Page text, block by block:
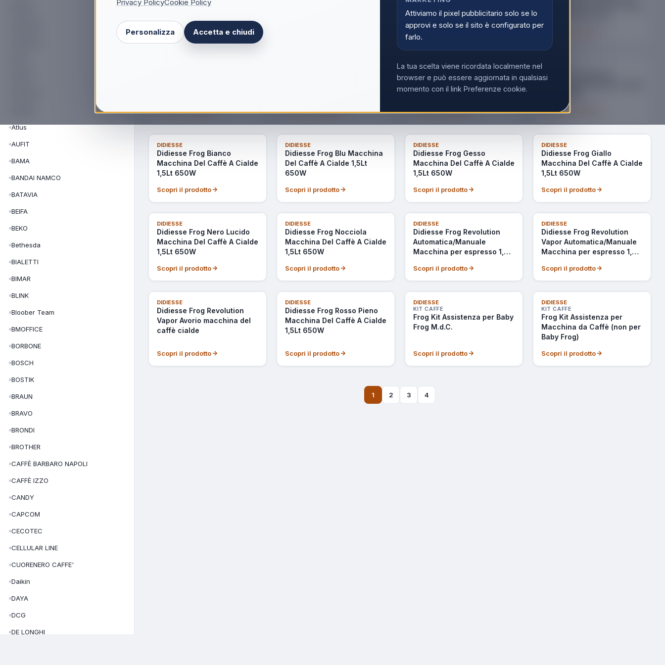
Privacy PolicyCookie Policy
Personalizza Accetta e chiudi
Attiviamo il pixel pubblicitario solo se lo
approvi e solo se il sito è configurato per
farlo.
La tua scelta viene ricordata localmente nel
browser e può essere aggiornata in qualsiasi
momento con il link Preferenze cookie.
Atlus
AUFIT
BAMA
BANDAI NAMCO
BATAVIA
BEIFA
BEKO
Bethesda
BIALETTI
BIMAR
BLINK
Bloober Team
BMOFFICE
BORBONE
BOSCH
BOSTIK
BRAUN
BRAVO
BRONDI
BROTHER
CAFFÈ BARBARO NAPOLI
CAFFÈ IZZO
CANDY
CAPCOM
CECOTEC
CELLULAR LINE
CUORENERO CAFFE'
Daikin
DAYA
DCG
DE LONGHI
Macchina Del Caffè A Cialde
650W
Scopri il prodotto
+ Frullino Elettrico 1,3Lt
650W
Integrato 1,3Lt 650W
Scopri il prodotto Scopri il prodotto
DIDIESSE
Didiesse Decalcificante
Bomba Plus 250ml per
Macchina da Caff�
Scopri il prodotto
Didiesse Frog Avorio
Scopri il prodotto
DIDIESSE
Didiesse Frog Bianco
Macchina Del Caffè A Cialde
1,5Lt 650W
Scopri il prodotto
NON DISPONIBILE
DIDIESSE
Didiesse Frog Blu Macchina
Del Caffè A Cialde 1,5Lt
650W
Scopri il prodotto
DIDIESSE
Didiesse Frog Gesso
Macchina Del Caffè A Cialde
1,5Lt 650W
Scopri il prodotto
NON DISPONIBILE
DIDIESSE
Didiesse Frog Giallo
Macchina Del Caffè A Cialde
1,5Lt 650W
Scopri il prodotto
NOVITÀ
DIDIESSE
Didiesse Frog Nero Lucido
Macchina Del Caffè A Cialde
1,5Lt 650W
Scopri il prodotto
DIDIESSE
Didiesse Frog Nocciola
Macchina Del Caffè A Cialde
1,5Lt 650W
Scopri il prodotto
NON DISPONIBILE
DIDIESSE
Didiesse Frog Revolution
Automatica/Manuale
Macchina per espresso 1,5 L
Scopri il prodotto
ULTIMI PEZZI
DIDIESSE
Didiesse Frog Revolution
Vapor Automatica/Manuale
Macchina per espresso 1,5 L
Scopri il prodotto
ULTIMI PEZZI
DIDIESSE
Didiesse Frog Revolution
Vapor Avorio macchina del
caffè cialde
Scopri il prodotto
DIDIESSE
Didiesse Frog Rosso Pieno
Macchina Del Caffè A Cialde
1,5Lt 650W
Scopri il prodotto
DIDIESSE
KIT CAFFE
Frog Kit Assistenza per Baby
Frog M.d.C.
Scopri il prodotto
DIDIESSE
KIT CAFFE
Frog Kit Assistenza per
Macchina da Caffè (non per
Baby Frog)
Scopri il prodotto
1 2 3 4